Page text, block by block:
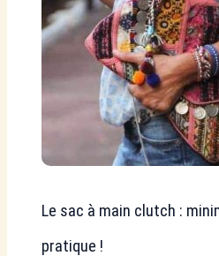
Le sac à main clutch :
pratique !